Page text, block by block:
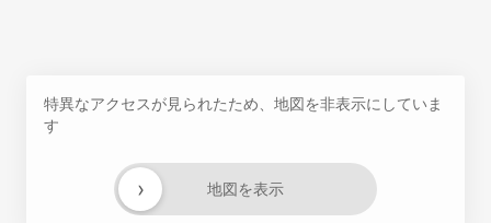
特異なアクセスが見られたため、地図を非表示にしていま
す
地図を表示
›